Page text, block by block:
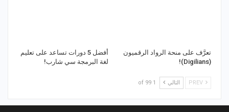
تعرَّف على منحة الرواد الرقميون
(Digilians)!
أفضل 5 دورات تساعد على تعليم
لغة البرمجة سي شارب!
التالي 1 of 99